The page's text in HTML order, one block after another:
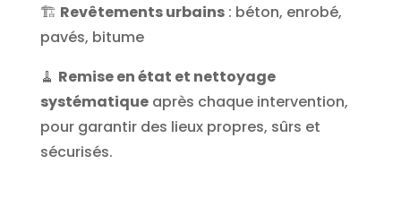
🏗️ Revêtements urbains: béton, enrobé,
pavés, bitume
🧹 Remise en état et nettoyage
systématiqueaprès chaque intervention,
pour garantir des lieux propres, sûrs et
sécurisés.